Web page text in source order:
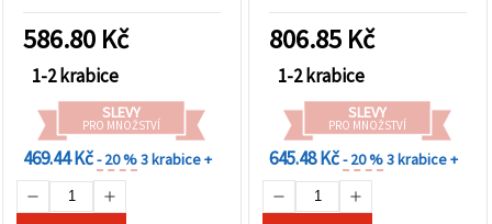
586.80 Kč
1-2 krabice
SLEVY
PRO MNOŽSTVÍ
469.44 Kč- 20 %3 krabice +
806.85 Kč
1-2 krabice
SLEVY
PRO MNOŽSTVÍ
645.48 Kč- 20 %3 krabice +